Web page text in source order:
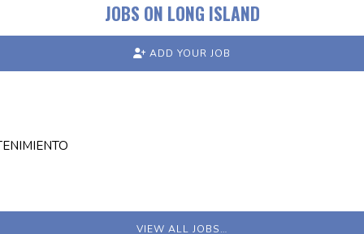
JOBS ON LONG ISLAND
ADD YOUR JOB
VIEW ALL JOBS…